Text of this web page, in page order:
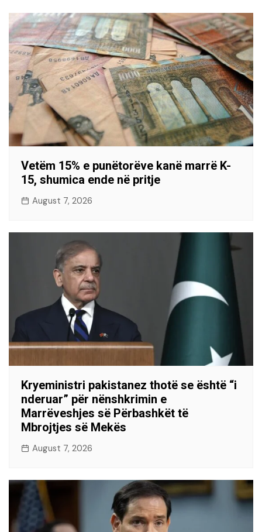
Vetëm 15% e punëtorëve kanë marrë K-
15, shumica ende në pritje
August 7, 2026
Kryeministri pakistanez thotë se është “i
nderuar” për nënshkrimin e
Marrëveshjes së Përbashkët të
Mbrojtjes së Mekës
August 7, 2026